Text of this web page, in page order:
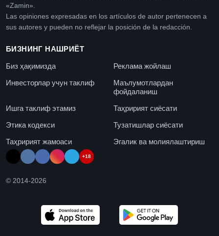
«Zamin».
Las opiniones expresadas en los artículos de autor pertenecen a
sus autores y pueden no reflejar la posición de la redacción.
БИЗНИНГ НАШРИЁТ
Биз ҳақимизда
Реклама жойлаш
Инвесторлар учун таклиф
Маълумотлардан
фойдаланиш
Ишга таклиф этамиз
Таҳририят сиёсати
Этика кодекси
Тузатишлар сиёсати
Таҳририят жамоаси
Эгалик ва молиялаштириш
+18
© 2014-2026